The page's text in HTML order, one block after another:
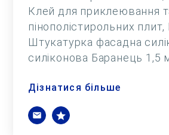
Клей для приклеювання
пінополістирольних плит,
Штукатурка фасадна
силіконова Баранець 1,5
Дізнатися більше